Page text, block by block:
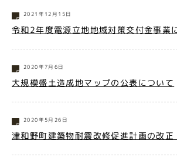
2021年12月15日
令和2年度電源立地地域対策交付金事業
2020年7月6日
大規模盛土造成地マップの公表について
2020年5月26日
津和野町建築物耐震改修促進計画の改正